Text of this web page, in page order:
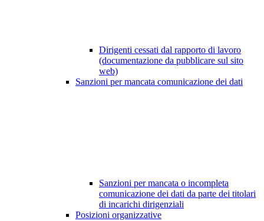
Dirigenti cessati dal rapporto di lavoro
(documentazione da pubblicare sul sito
web)
Sanzioni per mancata comunicazione dei dati
Sanzioni per mancata o incompleta
comunicazione dei dati da parte dei titolari
di incarichi dirigenziali
Posizioni organizzative